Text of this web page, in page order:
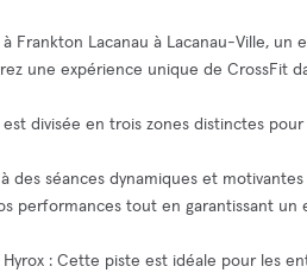
Frankton Lacanau à Lacanau-Ville, un
une expérience unique de CrossFit
divisée en trois zones distinctes
des séances dynamiques et
performances tout en garantissant un
: Cette piste est idéale pour les